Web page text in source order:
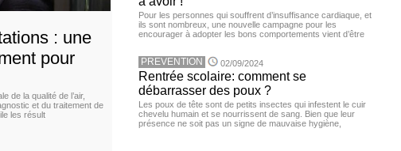
: une
pour
de la qualité de l’air,
et du traitement de
les résult
Pour les personnes qui souffrent d’insuffisance cardiaque, et
ils sont nombreux, une nouvelle campagne pour les
encourager à adopter les bons comportements vient d’être
PREVENTION 02/09/2024
Rentrée scolaire: comment se
débarrasser des poux ?
Les poux de tête sont de petits insectes qui infestent le cuir
chevelu humain et se nourrissent de sang. Bien que leur
présence ne soit pas un signe de mauvaise hygiène,